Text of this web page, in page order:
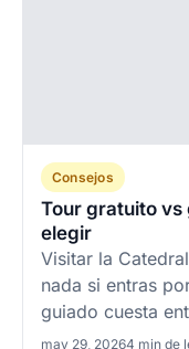
Consejos
Tour gratuito vs
elegir
Visitar la
nada si entras
guiado cuesta
may 29, 20264 min de